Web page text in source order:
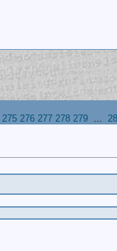
275 276 277 278 279 ...